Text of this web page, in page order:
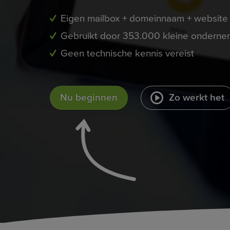
Eigen mailbox + domeinnaam + website
Gebruikt door 353.000 kleine
Geen technische kennis vereist
Nu beginnen Zo werkt het